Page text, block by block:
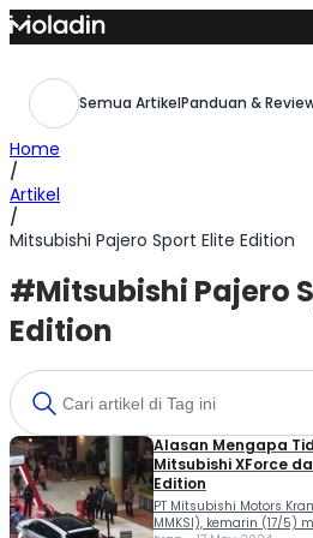
Skip
to
Semua ArtikelPanduan &
Home
/
Artikel
/
Mitsubishi Pajero Sport Elite Edition
#Mitsubishi Pajero
Edition
Alasan Mengapa
Mitsubishi XForce
Edition
PT Mitsubishi Motors
MMKSI), kemarin (17/5)